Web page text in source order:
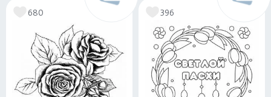
680 396